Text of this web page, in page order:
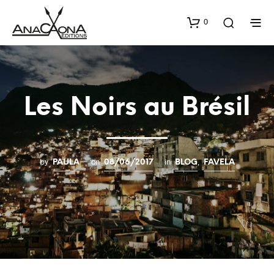
0
Les Noirs au Brésil
by PAULA on 08/06/2017 in BLOG, FAVELA